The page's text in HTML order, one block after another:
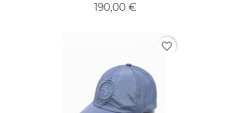
Prix
190,00 €
favorite_border